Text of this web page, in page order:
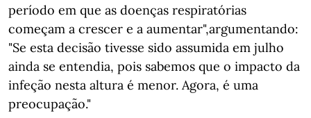
período em que as doenças respiratórias
começam a crescer e a aumentar",argumentando:
"Se esta decisão tivesse sido assumida em julho
ainda se entendia, pois sabemos que o impacto da
infeção nesta altura é menor. Agora, é uma
preocupação."